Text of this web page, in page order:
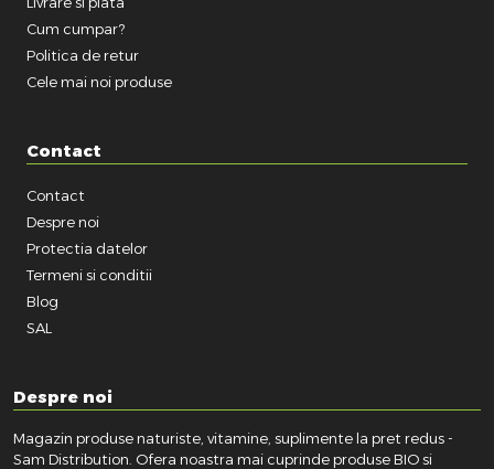
Cum cumpar?
Politica de retur
Cele mai noi produse
Contact
Contact
Despre noi
Protectia datelor
Termeni si conditii
Blog
SAL
Despre noi
Magazin produse naturiste, vitamine, suplimente la pret redus -
Sam Distribution. Ofera noastra mai cuprinde produse BIO si